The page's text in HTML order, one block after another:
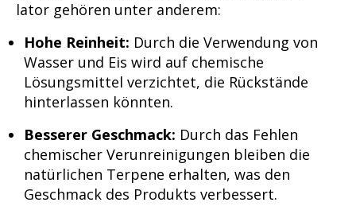
lator gehören unter anderem:
Hohe Reinheit: Durch die Verwendung von
Wasser und Eis wird auf chemische
Lösungsmittel verzichtet, die Rückstände
hinterlassen könnten.
Besserer Geschmack: Durch das Fehlen
chemischer Verunreinigungen bleiben die
natürlichen Terpene erhalten, was den
Geschmack des Produkts verbessert.